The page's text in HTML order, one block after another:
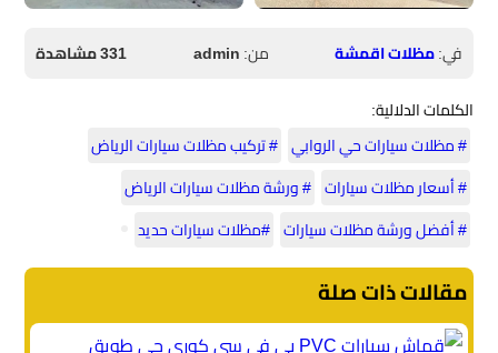
في:مظلات اقمشة من:admin
331 مشاهدة
الكلمات الدلالية:
# مظلات سيارات حي الروابي # تركيب مظلات سيارات الرياض
# أسعار مظلات سيارات # ورشة مظلات سيارات الرياض
# أفضل ورشة مظلات سيارات #مظلات سيارات حديد
مقالات ذات صلة